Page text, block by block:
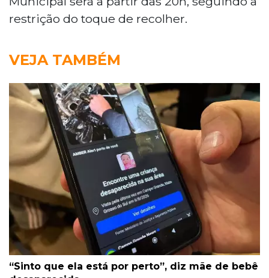
restrição do toque de recolher.
VEJA TAMBÉM
“Sinto que ela está por perto”, diz mãe de bebê